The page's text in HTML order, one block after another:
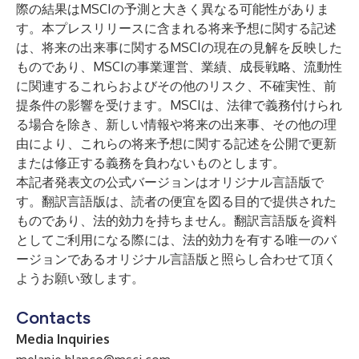
際の結果はMSCIの予測と大きく異なる可能性がありま
す。本プレスリリースに含まれる将来予想に関する記述
は、将来の出来事に関するMSCIの現在の見解を反映した
ものであり、MSCIの事業運営、業績、成長戦略、流動性
に関連するこれらおよびその他のリスク、不確実性、前
提条件の影響を受けます。MSCIは、法律で義務付けられ
る場合を除き、新しい情報や将来の出来事、その他の理
由により、これらの将来予想に関する記述を公開で更新
または修正する義務を負わないものとします。
本記者発表文の公式バージョンはオリジナル言語版で
す。翻訳言語版は、読者の便宜を図る目的で提供された
ものであり、法的効力を持ちません。翻訳言語版を資料
としてご利用になる際には、法的効力を有する唯一のバ
ージョンであるオリジナル言語版と照らし合わせて頂く
ようお願い致します。
Contacts
Media Inquiries